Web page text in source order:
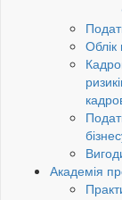
Академія